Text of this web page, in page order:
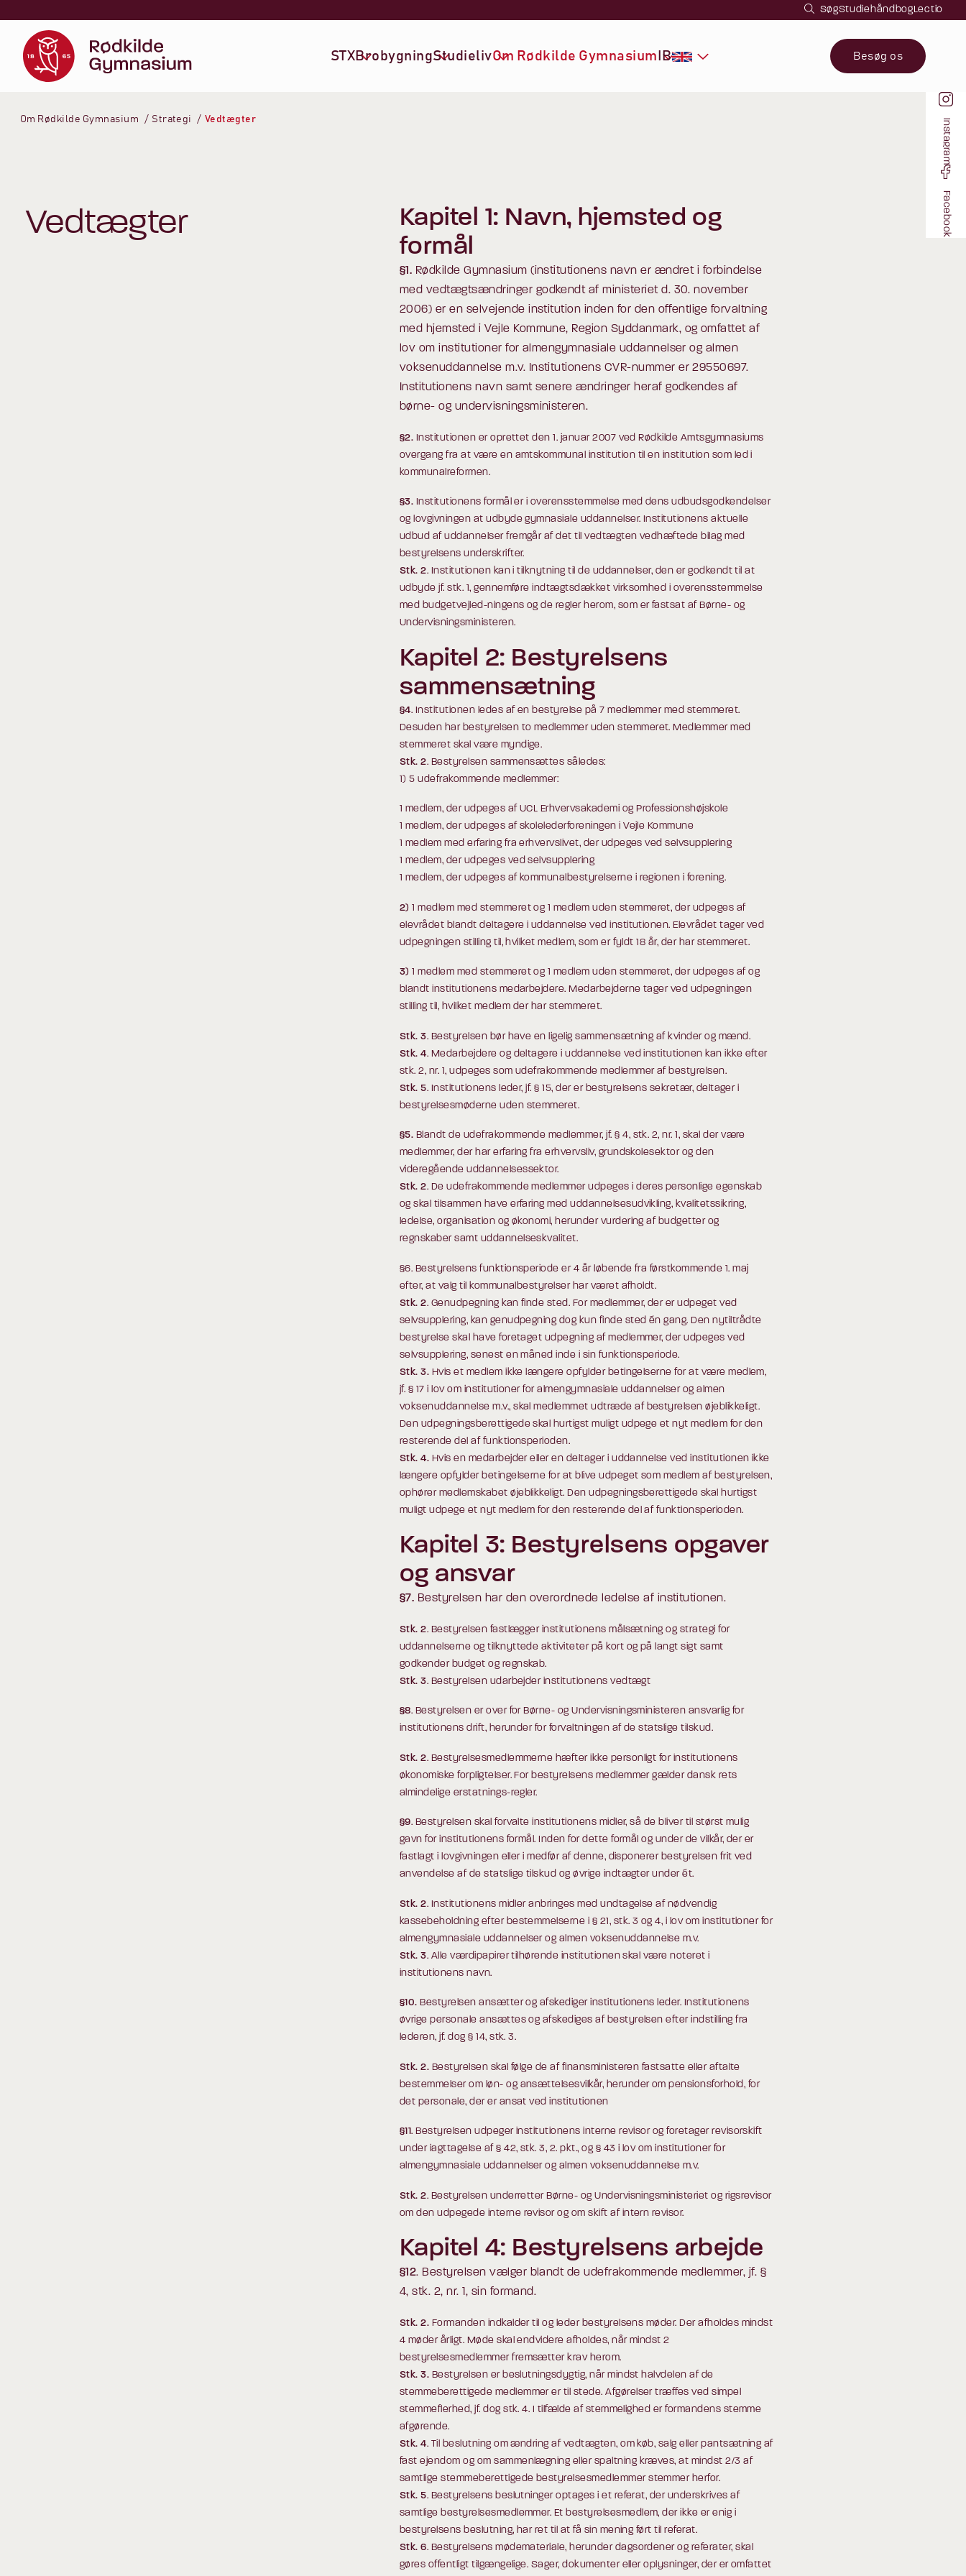
SøgStudiehåndbogLectio
STXBrobygningStudielivOm Rødkilde Gymnasium IB Besøg os
Instagram
Facebook
Om Rødkilde Gymnasium Strategi Vedtægter
Vedtægter
Kapitel 1: Navn, hjemsted og
formål
§1. Rødkilde Gymnasium (institutionens navn er ændret i forbindelse
med vedtægtsændringer godkendt af ministeriet d. 30. november
2006) er en selvejende institution inden for den offentlige forvaltning
med hjemsted i Vejle Kommune, Region Syddanmark, og omfattet af
lov om institutioner for almengymnasiale uddannelser og almen
voksenuddannelse m.v. Institutionens CVR-nummer er 29550697.
Institutionens navn samt senere ændringer heraf godkendes af
børne- og undervisningsministeren.
§2. Institutionen er oprettet den 1. januar 2007 ved Rødkilde Amtsgymnasiums
overgang fra at være en amtskommunal institution til en institution som led i
kommunalreformen.
§3. Institutionens formål er i overensstemmelse med dens udbudsgodkendelser
og lovgivningen at udbyde gymnasiale uddannelser. Institutionens aktuelle
udbud af uddannelser fremgår af det til vedtægten vedhæftede bilag med
bestyrelsens underskrifter.
Stk. 2. Institutionen kan i tilknytning til de uddannelser, den er godkendt til at
udbyde jf. stk. 1, gennemføre indtægtsdækket virksomhed i overensstemmelse
med budgetvejled-ningens og de regler herom, som er fastsat af Børne- og
Undervisningsministeren.
Kapitel 2: Bestyrelsens
sammensætning
§4. Institutionen ledes af en bestyrelse på 7 medlemmer med stemmeret.
Desuden har bestyrelsen to medlemmer uden stemmeret. Medlemmer med
stemmeret skal være myndige.
Stk. 2. Bestyrelsen sammensættes således:
1) 5 udefrakommende medlemmer:
1 medlem, der udpeges af UCL Erhvervsakademi og Professionshøjskole
1 medlem, der udpeges af skolelederforeningen i Vejle Kommune
1 medlem med erfaring fra erhvervslivet, der udpeges ved selvsupplering
1 medlem, der udpeges ved selvsupplering
1 medlem, der udpeges af kommunalbestyrelserne i regionen i forening.
2) 1 medlem med stemmeret og 1 medlem uden stemmeret, der udpeges af
elevrådet blandt deltagere i uddannelse ved institutionen. Elevrådet tager ved
udpegningen stilling til, hvilket medlem, som er fyldt 18 år, der har stemmeret.
3) 1 medlem med stemmeret og 1 medlem uden stemmeret, der udpeges af og
blandt institutionens medarbejdere. Medarbejderne tager ved udpegningen
stilling til, hvilket medlem der har stemmeret.
Stk. 3. Bestyrelsen bør have en ligelig sammensætning af kvinder og mænd.
Stk. 4. Medarbejdere og deltagere i uddannelse ved institutionen kan ikke efter
stk. 2, nr. 1, udpeges som udefrakommende medlemmer af bestyrelsen.
Stk. 5. Institutionens leder, jf. § 15, der er bestyrelsens sekretær, deltager i
bestyrelsesmøderne uden stemmeret.
§5. Blandt de udefrakommende medlemmer, jf. § 4, stk. 2, nr. 1, skal der være
medlemmer, der har erfaring fra erhvervsliv, grundskolesektor og den
videregående uddannelsessektor.
Stk. 2. De udefrakommende medlemmer udpeges i deres personlige egenskab
og skal tilsammen have erfaring med uddannelsesudvikling, kvalitetssikring,
ledelse, organisation og økonomi, herunder vurdering af budgetter og
regnskaber samt uddannelseskvalitet.
§6. Bestyrelsens funktionsperiode er 4 år løbende fra førstkommende 1. maj
efter, at valg til kommunalbestyrelser har været afholdt.
Stk. 2. Genudpegning kan finde sted. For medlemmer, der er udpeget ved
selvsupplering, kan genudpegning dog kun finde sted én gang. Den nytiltrådte
bestyrelse skal have foretaget udpegning af medlemmer, der udpeges ved
selvsupplering, senest en måned inde i sin funktionsperiode.
Stk. 3. Hvis et medlem ikke længere opfylder betingelserne for at være medlem,
jf. § 17 i lov om institutioner for almengymnasiale uddannelser og almen
voksenuddannelse m.v., skal medlemmet udtræde af bestyrelsen øjeblikkeligt.
Den udpegningsberettigede skal hurtigst muligt udpege et nyt medlem for den
resterende del af funktionsperioden.
Stk. 4. Hvis en medarbejder eller en deltager i uddannelse ved institutionen ikke
længere opfylder betingelserne for at blive udpeget som medlem af bestyrelsen,
ophører medlemskabet øjeblikkeligt. Den udpegningsberettigede skal hurtigst
muligt udpege et nyt medlem for den resterende del af funktionsperioden.
Kapitel 3: Bestyrelsens opgaver
og ansvar
§7. Bestyrelsen har den overordnede ledelse af institutionen.
Stk. 2. Bestyrelsen fastlægger institutionens målsætning og strategi for
uddannelserne og tilknyttede aktiviteter på kort og på langt sigt samt
godkender budget og regnskab.
Stk. 3. Bestyrelsen udarbejder institutionens vedtægt
§8. Bestyrelsen er over for Børne- og Undervisningsministeren ansvarlig for
institutionens drift, herunder for forvaltningen af de statslige tilskud.
Stk. 2. Bestyrelsesmedlemmerne hæfter ikke personligt for institutionens
økonomiske forpligtelser. For bestyrelsens medlemmer gælder dansk rets
almindelige erstatnings-regler.
§9. Bestyrelsen skal forvalte institutionens midler, så de bliver til størst mulig
gavn for institutionens formål. Inden for dette formål og under de vilkår, der er
fastlagt i lovgivningen eller i medfør af denne, disponerer bestyrelsen frit ved
anvendelse af de statslige tilskud og øvrige indtægter under ét.
Stk. 2. Institutionens midler anbringes med undtagelse af nødvendig
kassebeholdning efter bestemmelserne i § 21, stk. 3 og 4, i lov om institutioner for
almengymnasiale uddannelser og almen voksenuddannelse m.v.
Stk. 3. Alle værdipapirer tilhørende institutionen skal være noteret i
institutionens navn.
§10. Bestyrelsen ansætter og afskediger institutionens leder. Institutionens
øvrige personale ansættes og afskediges af bestyrelsen efter indstilling fra
lederen, jf. dog § 14, stk. 3.
Stk. 2. Bestyrelsen skal følge de af finansministeren fastsatte eller aftalte
bestemmelser om løn- og ansættelsesvilkår, herunder om pensionsforhold, for
det personale, der er ansat ved institutionen
§11. Bestyrelsen udpeger institutionens interne revisor og foretager revisorskift
under iagttagelse af § 42, stk. 3, 2. pkt., og § 43 i lov om institutioner for
almengymnasiale uddannelser og almen voksenuddannelse m.v.
Stk. 2. Bestyrelsen underretter Børne- og Undervisningsministeriet og rigsrevisor
om den udpegede interne revisor og om skift af intern revisor.
Kapitel 4: Bestyrelsens arbejde
§12. Bestyrelsen vælger blandt de udefrakommende medlemmer, jf. §
4, stk. 2, nr. 1, sin formand.
Stk. 2. Formanden indkalder til og leder bestyrelsens møder. Der afholdes mindst
4 møder årligt. Møde skal endvidere afholdes, når mindst 2
bestyrelsesmedlemmer fremsætter krav herom.
Stk. 3. Bestyrelsen er beslutningsdygtig, når mindst halvdelen af de
stemmeberettigede medlemmer er til stede. Afgørelser træffes ved simpel
stemmeflerhed, jf. dog stk. 4. I tilfælde af stemmelighed er formandens stemme
afgørende.
Stk. 4. Til beslutning om ændring af vedtægten, om køb, salg eller pantsætning af
fast ejendom og om sammenlægning eller spaltning kræves, at mindst 2/3 af
samtlige stemmeberettigede bestyrelsesmedlemmer stemmer herfor.
Stk. 5. Bestyrelsens beslutninger optages i et referat, der underskrives af
samtlige bestyrelsesmedlemmer. Et bestyrelsesmedlem, der ikke er enig i
bestyrelsens beslutning, har ret til at få sin mening ført til referat.
Stk. 6. Bestyrelsens mødemateriale, herunder dagsordener og referater, skal
gøres offentligt tilgængelige. Sager, dokumenter eller oplysninger, der er omfattet